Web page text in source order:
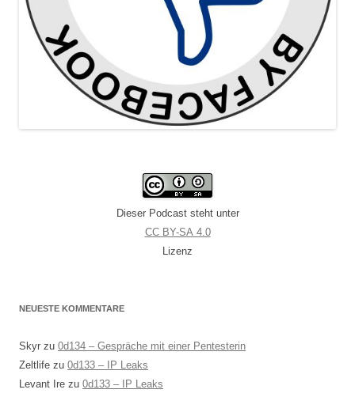
Dieser Podcast steht unter
CC BY-SA 4.0
Lizenz
NEUESTE KOMMENTARE
Skyr zu 0d134 – Gespräche mit einer Pentesterin
Zeltlife zu 0d133 – IP Leaks
Levant Ire zu 0d133 – IP Leaks